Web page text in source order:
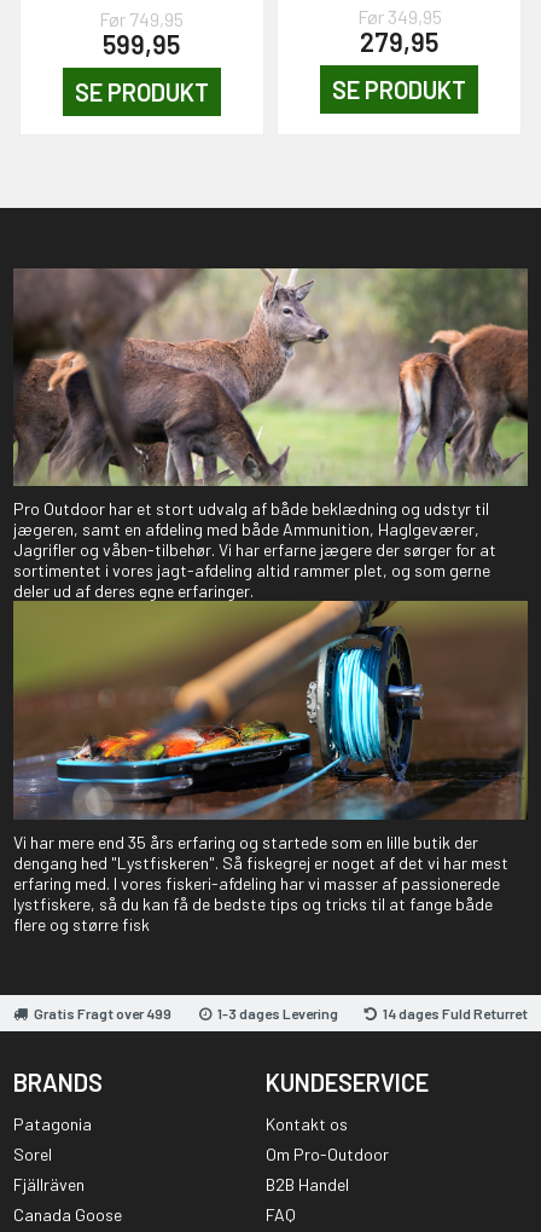
Før 749,95
599,95
SE PRODUKT
Før 349,95
279,95
SE PRODUKT
Pro Outdoor har et stort udvalg af både beklædning og udstyr til
jægeren, samt en afdeling med både Ammunition, Haglgeværer,
Jagrifler og våben-tilbehør. Vi har erfarne jægere der sørger for at
sortimentet i vores jagt-afdeling altid rammer plet, og som gerne
deler ud af deres egne erfaringer.
Vi har mere end 35 års erfaring og startede som en lille butik der
dengang hed "Lystfiskeren". Så fiskegrej er noget af det vi har mest
erfaring med. I vores fiskeri-afdeling har vi masser af passionerede
lystfiskere, så du kan få de bedste tips og tricks til at fange både
flere og større fisk
Gratis Fragt over 499 1-3 dages Levering 14 dages Fuld Returret
BRANDS
Patagonia
Sorel
Fjällräven
Canada Goose
KUNDESERVICE
Kontakt os
Om Pro-Outdoor
B2B Handel
FAQ